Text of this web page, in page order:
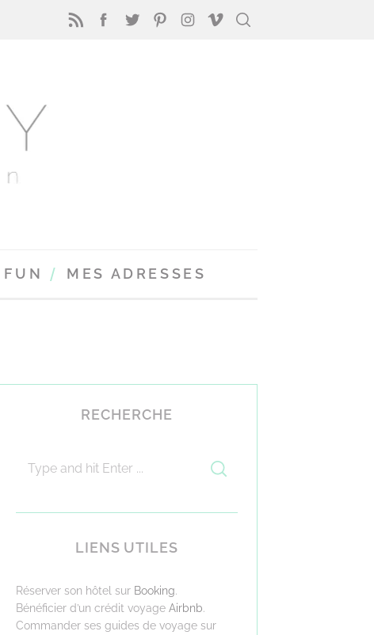
MES ADRESSES
RECHERCHE
LIENS UTILES
Réserver son hôtel sur Booking.
Bénéficier d’un crédit voyage Airbnb.
Commander ses guides de voyage sur